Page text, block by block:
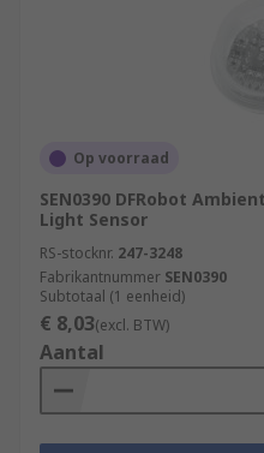
Op voorraad
SEN0390 DFRobot
Light Sensor
RS-stocknr. 247-3248
Fabrikantnummer SEN0390
Subtotaal (1 eenheid)
€ 8,03(excl. BTW)
Aantal